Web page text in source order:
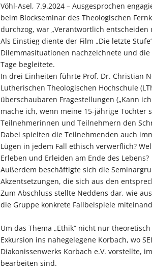
Vöhl-Asel, 7.9.2024 – Ausgesprochen
beim Blockseminar des Theologischen
durchzog, war „Verantwortlich entscheiden
Als Einstieg diente der Film „Die letzte
Dilemmasituationen nachzeichnete und
Tage begleitete.
In drei Einheiten führte Prof. Dr. Christian
Lutherischen Theologischen Hochschule
überschaubaren Fragestellungen („Kann
mache ich, wenn meine 15-jährige Tochter
Teilnehmerinnen und Teilnehmern den
Dabei spielten die Teilnehmenden auch
Lügen in jedem Fall ethisch verwerflich?
Erleben und Erleiden am Ende des Lebens?
Außerdem beschäftigte sich die
Akzentsetzungen, die sich aus den
Zum Abschluss stellte Neddens dar, wie
die Gruppe konkrete Fallbeispiele
Um das Thema „Ethik“ nicht nur
Exkursion ins nahegelegene Korbach, wo
Diakonissenwerks Korbach e.V. vorstellte,
bearbeiten sind.